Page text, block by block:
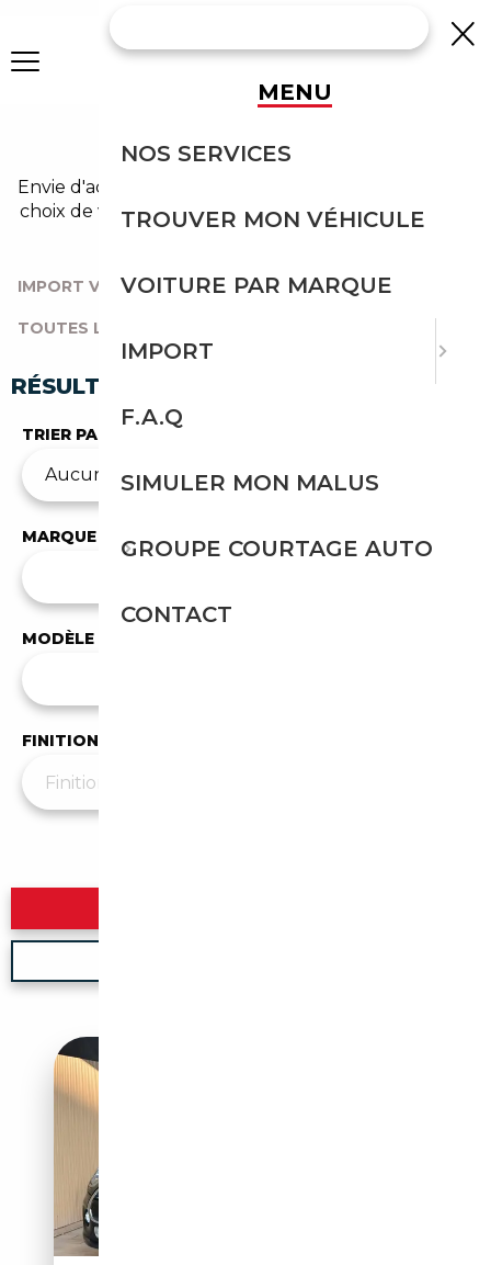
MINI OCCASION
Envie d'acheter une mini au meilleur prix ? Un large
choix de véhicules d'occasion vous attend sur notre
IMPORT VOITURE | TOUTES LES MARQUES
TOUTES LES OCCASIONS
RÉSULTATS DE VOTRE RECHERCHE
TRIER PAR
MARQUE
MODÈLE
FINITION
MENU
NOS SERVICES
TROUVER MON VÉHICULE
VOITURE PAR MARQUE
IMPORT
F.A.Q
SIMULER MON MALUS
GROUPE COURTAGE AUTO
CONTACT